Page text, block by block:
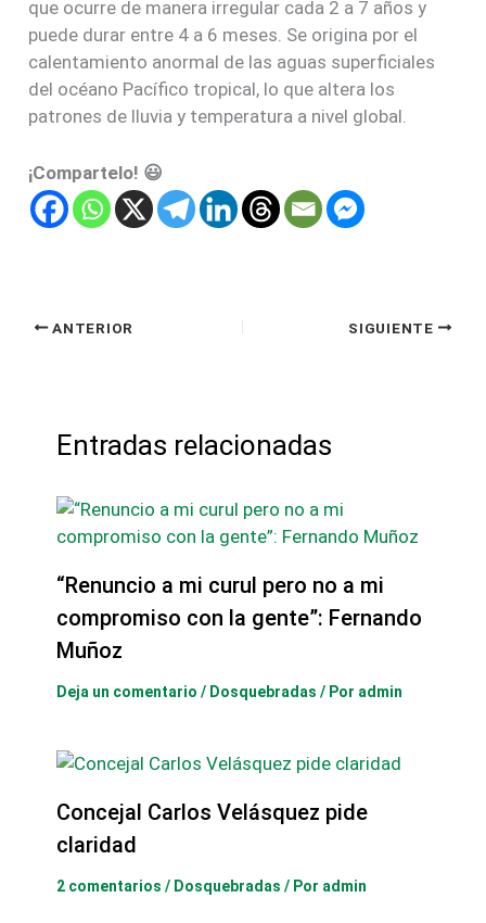
que ocurre de manera irregular cada 2 a 7 años y
puede durar entre 4 a 6 meses. Se origina por el
calentamiento anormal de las aguas superficiales
del océano Pacífico tropical, lo que altera los
patrones de lluvia y temperatura a nivel global.
¡Compartelo! 😃
ANTERIOR SIGUIENTE
Entradas relacionadas
“Renuncio a mi curul pero no a mi
compromiso con la gente”: Fernando
Muñoz
Deja un comentario / Dosquebradas / Por admin
Concejal Carlos Velásquez pide
claridad
2 comentarios / Dosquebradas / Por admin